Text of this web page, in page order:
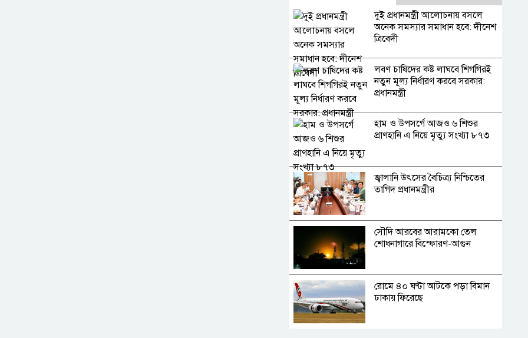
দুই প্রধানমন্ত্রী আলোচনায় বসলে
অনেক সমস্যার সমাধান হবে: দীনেশ
ত্রিবেদী
লবণ চাষিদের কষ্ট লাঘবে শিগগিরই
নতুন মূল্য নির্ধারণ করবে সরকার:
প্রধানমন্ত্রী
হাম ও উপসর্গে আজও ৬ শিশুর
প্রাণহানি এ নিয়ে মৃত্যু সংখ্যা ৮৭৩
জ্বালানি উৎসের বৈচিত্র্য নিশ্চিতের
তাগিদ প্রধানমন্ত্রীর
সৌদি আরবের আরামকো তেল
শোধনাগারে বিস্ফোরণ-আগুন
রোমে ৪০ ঘণ্টা আটকে পড়া বিমান
ঢাকায় ফিরেছে